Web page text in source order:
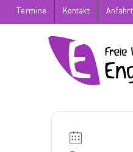
Zum
Inhalt
Termine Kontakt Anfahrt